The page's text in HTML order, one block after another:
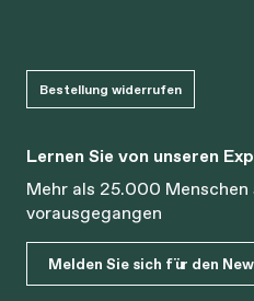
Bestellung widerrufen
Lernen Sie von unseren
Mehr als 25.000 Menschen
vorausgegangen
Melden Sie sich für den